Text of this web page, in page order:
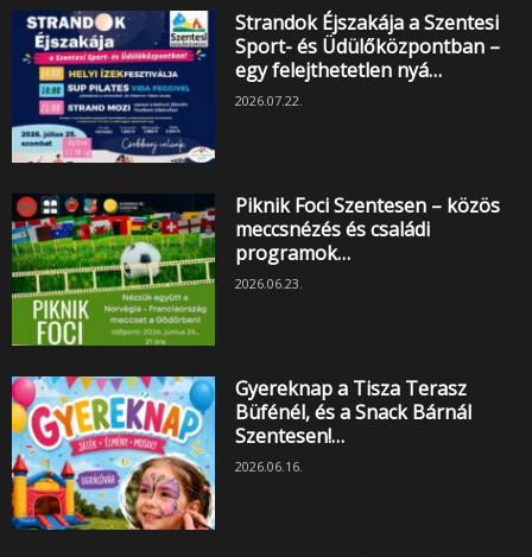
Strandok Éjszakája a Szentesi
Sport- és Üdülőközpontban –
egy felejthetetlen nyá…
2026.07.22.
Piknik Foci Szentesen – közös
meccsnézés és családi
programok…
2026.06.23.
Gyereknap a Tisza Terasz
Büfénél, és a Snack Bárnál
Szentesen!…
2026.06.16.